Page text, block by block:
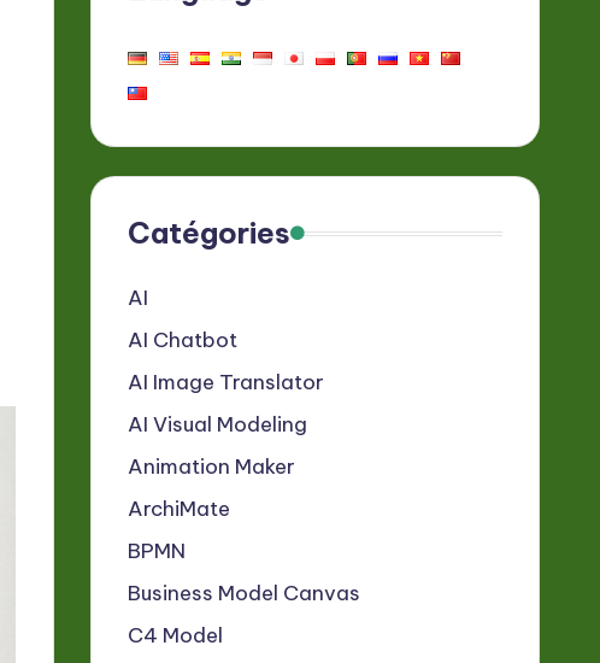
Catégories
AI
AI Chatbot
AI Image Translator
AI Visual Modeling
Animation Maker
ArchiMate
BPMN
Business Model Canvas
C4 Model